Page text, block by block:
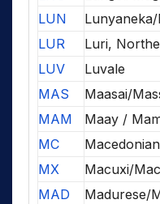
LUN
LUR
Luri,
LUV
Luvale
MAS
Maasai/
MAM
Maay /
MC
Macedonian
MX
Macuxi/
MAD
Madurese/